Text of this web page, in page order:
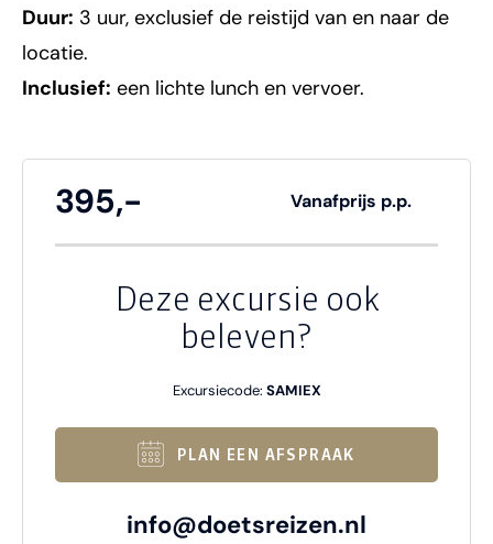
Duur: 3 uur, exclusief de reistijd van en naar de
locatie.
Inclusief: een lichte lunch en vervoer.
395,- Vanafprijs p.p.
Deze excursie ook
beleven?
Excursiecode: SAMIEX
PLAN EEN AFSPRAAK
info@doetsreizen.nl